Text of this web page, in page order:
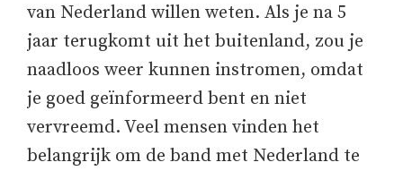
van Nederland willen weten. Als je na 5
jaar terugkomt uit het buitenland, zou je
naadloos weer kunnen instromen, omdat
je goed geïnformeerd bent en niet
vervreemd. Veel mensen vinden het
belangrijk om de band met Nederland te